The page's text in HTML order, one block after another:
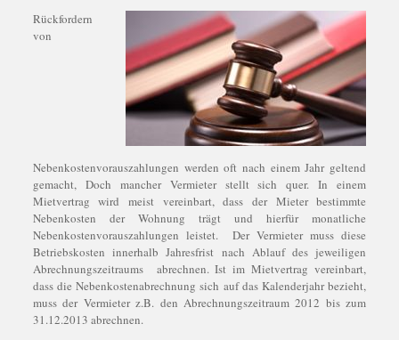
Rückfordern
von
Nebenkostenvorauszahlungen werden oft nach einem Jahr geltend
gemacht, Doch mancher Vermieter stellt sich quer. In einem
Mietvertrag wird meist vereinbart, dass der Mieter bestimmte
Nebenkosten der Wohnung trägt und hierfür monatliche
Nebenkostenvorauszahlungen leistet. Der Vermieter muss diese
Betriebskosten innerhalb Jahresfrist nach Ablauf des jeweiligen
Abrechnungszeitraums abrechnen. Ist im Mietvertrag vereinbart,
dass die Nebenkostenabrechnung sich auf das Kalenderjahr bezieht,
muss der Vermieter z.B. den Abrechnungszeitraum 2012 bis zum
31.12.2013 abrechnen.